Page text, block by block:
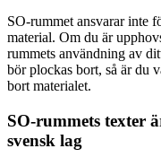
SO-rummet ansvarar inte
material. Om du är
rummets användning av
bör plockas bort, så är du
bort materialet.
SO-rummets texter
svensk lag